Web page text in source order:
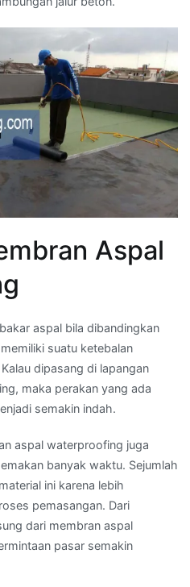
Aspal
aspal bila dibandingkan
suatu ketebalan
dipasang di lapangan
maka perakan yang ada
semakin indah.
aspal waterproofing juga
banyak waktu. Sejumlah
ini karena lebih
pemasangan. Dari
dari membran aspal
pasar semakin